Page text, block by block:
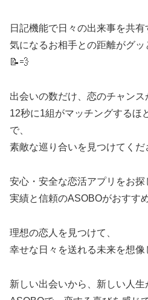
日記機能で日々の出来事を共有
気になるお相手との距離がグッ
📝💨
出会いの数だけ、恋のチャンス
12秒に1組がマッチングするほ
で、
素敵な巡り合いを見つけてくだ
安心・安全な恋活アプリをお探
実績と信頼のASOBOがおすす
理想の恋人を見つけて、
幸せな日々を送れる未来を想像
新しい出会いから、新しい人生